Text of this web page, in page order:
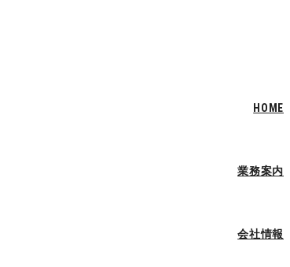
HOME
業務案内
会社情報